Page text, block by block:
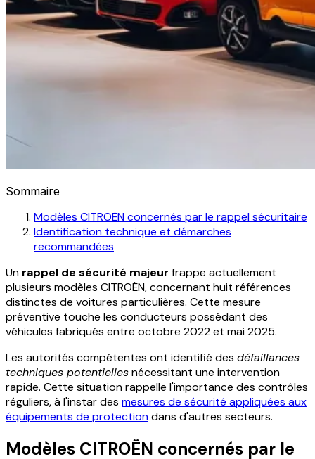
Sommaire
Modèles CITROËN concernés par le rappel sécuritaire
Identification technique et démarches
recommandées
Un rappel de sécurité majeur frappe actuellement
plusieurs modèles CITROËN, concernant huit références
distinctes de voitures particulières. Cette mesure
préventive touche les conducteurs possédant des
véhicules fabriqués entre octobre 2022 et mai 2025.
Les autorités compétentes ont identifié des défaillances
techniques potentiellesnécessitant une intervention
rapide. Cette situation rappelle l'importance des contrôles
réguliers, à l'instar des mesures de sécurité appliquées aux
équipements de protectiondans d'autres secteurs.
Modèles CITROËN concernés par le